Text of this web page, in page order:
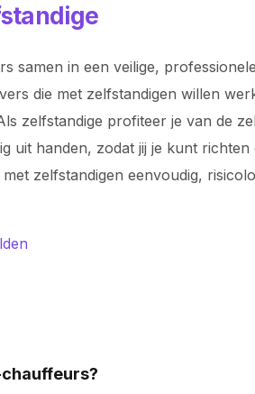
in een veilige,
die met zelfstandigen willen
zelfstandige profiteer je van de
uit handen, zodat jij je kunt
zelfstandigen eenvoudig,